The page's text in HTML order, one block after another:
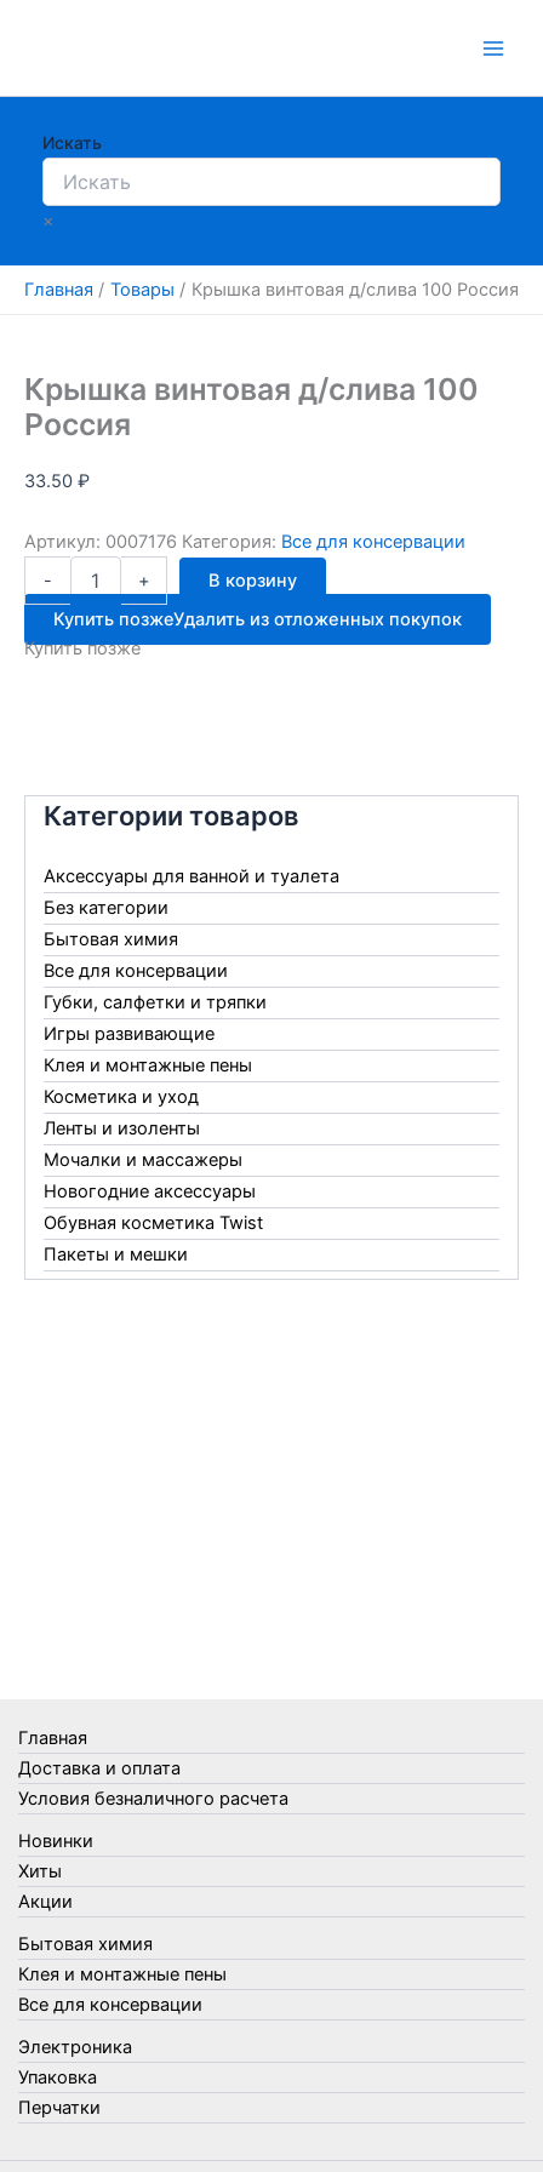
Искать
×
Главная Товары Крышка винтовая д/слива 100 Россия
Категории товаров
Аксессуары для ванной и туалета
Без категории
Бытовая химия
Все для консервации
Губки, салфетки и тряпки
Игры развивающие
Клея и монтажные пены
Косметика и уход
Ленты и изоленты
Мочалки и массажеры
Новогодние аксессуары
Обувная косметика Twist
Пакеты и мешки
Перчатки
Товары для кухни
Товары для сада и огорода
Товары для туризма и отдыха
Упаковка
Утеплители и прочее
Фонари, лампы и удлинители
Хозяйственные товары
Швабры, стекломои, черенки и насадки
Шнуры, веревки и шпагаты
Электроника
Элементы питания
Крышка винтовая д/слива 100
Россия
33.50 ₽
Артикул: 0007176 Категория: Все для консервации
-
Количество
товара
Крышка
винтовая
д/
+
В корзину
Купить позжеУдалить из отложенных покупок
Купить позже
Главная
Доставка и оплата
Условия безналичного расчета
Новинки
Хиты
Акции
Бытовая химия
Клея и монтажные пены
Все для консервации
Электроника
Упаковка
Перчатки